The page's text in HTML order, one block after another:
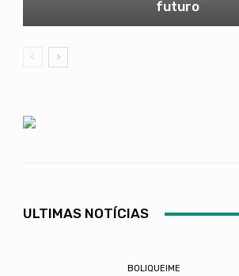
futuro
ULTIMAS NOTÍCIAS
BOLIQUEIME